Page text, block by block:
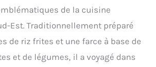
de la cuisine
Est. Traditionnellement préparé
de riz frites et une farce à base de
et de légumes, il a voyagé dans